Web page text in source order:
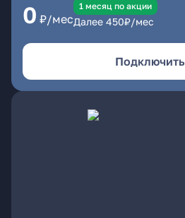
0 ₽/мес
1 месяц по акции
Далее 450₽/мес
Подключить